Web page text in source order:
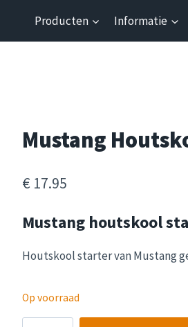
Producten Informatie
Mustang
€ 17.95
Mustang houtskool
Houtskool starter van Mustang
Op voorraad